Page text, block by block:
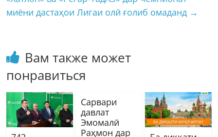
миёни дастаҳои Лигаи олӣ ғолиб омаданд →
Вам также может
понравиться
Сарвари
давлат
Эмомалӣ
Раҳмон дар